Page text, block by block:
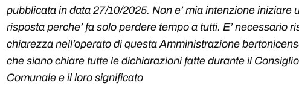
pubblicata in data 27/10/2025. Non e’ mia intenzione iniziare
risposta perche’ fa solo perdere tempo a tutti. E’ necessario
chiarezza nell’operato di questa Amministrazione
che siano chiare tutte le dichiarazioni fatte durante il Consiglio
Comunale e il loro significato